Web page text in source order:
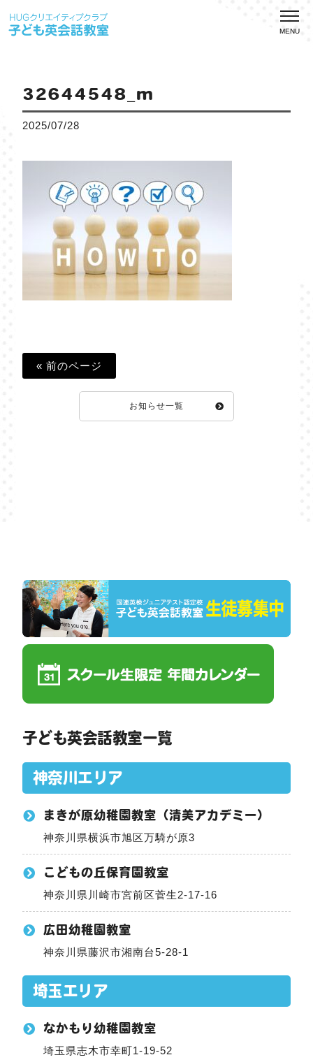
MENU
32644548_m
2025/07/28
« 前のページ
お知らせ一覧
子ども英会話教室一覧
神奈川エリア
まきが原幼稚園教室（清美アカデミー）
神奈川県横浜市旭区万騎が原3
こどもの丘保育園教室
神奈川県川崎市宮前区菅生2-17-16
広田幼稚園教室
神奈川県藤沢市湘南台5-28-1
埼玉エリア
なかもり幼稚園教室
埼玉県志木市幸町1-19-52